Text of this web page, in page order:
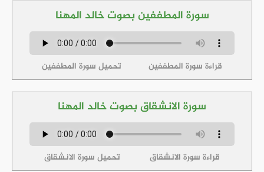
سورة المطففين بصوت خالد المهنا
قراءة سورة المطففين تحميل سورة المطففين
سورة الانشقاق بصوت خالد المهنا
قراءة سورة الانشقاق تحميل سورة الانشقاق